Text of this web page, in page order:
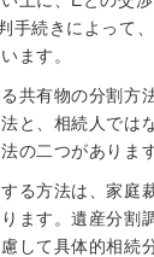
手続きによって
ます。
共有物の分割方
と、相続人では
の二つがあります
る方法は、家庭
ます。遺産分割
して具体的相続